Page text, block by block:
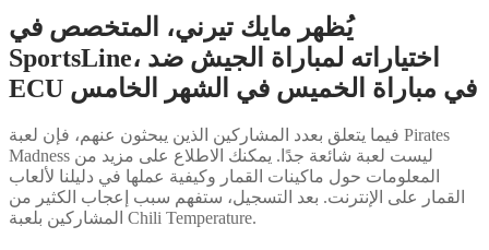
يُظهر مايك تيرني، المتخصص في
SportsLine، اختياراته لمباراة الجيش ضد
ECU في مباراة الخميس في الشهر الخامس
فيما يتعلق بعدد المشاركين الذين يبحثون عنهم، فإن لعبة Pirates
Madness ليست لعبة شائعة جدًا. يمكنك الاطلاع على مزيد من
المعلومات حول ماكينات القمار وكيفية عملها في دليلنا لألعاب
القمار على الإنترنت. بعد التسجيل، ستفهم سبب إعجاب الكثير من
المشاركين بلعبة Chili Temperature.